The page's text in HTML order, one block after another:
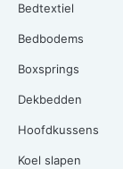
Bedtextiel
Bedbodems
Boxsprings
Dekbedden
Hoofdkussens
Koel slapen